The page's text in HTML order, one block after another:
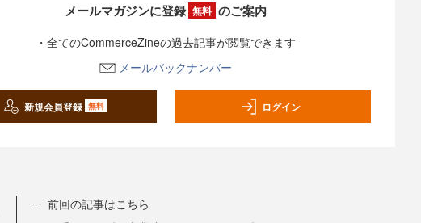
メールマガジンに登録 無料 のご案内
・全てのCommerceZineの過去記事が閲覧できます
メールバックナンバー
新規会員登録 無料 ログイン
前回の記事はこちら